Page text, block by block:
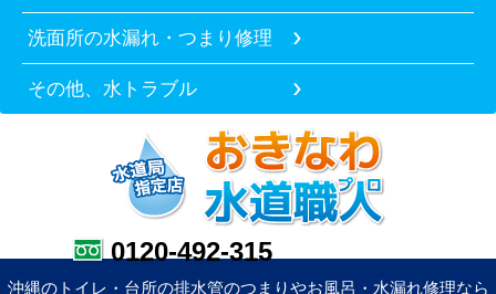
洗面所の水漏れ・つまり修理
その他、水トラブル
0120-492-315
沖縄のトイレ・台所の排水管のつまりやお風呂・水漏れ修理なら